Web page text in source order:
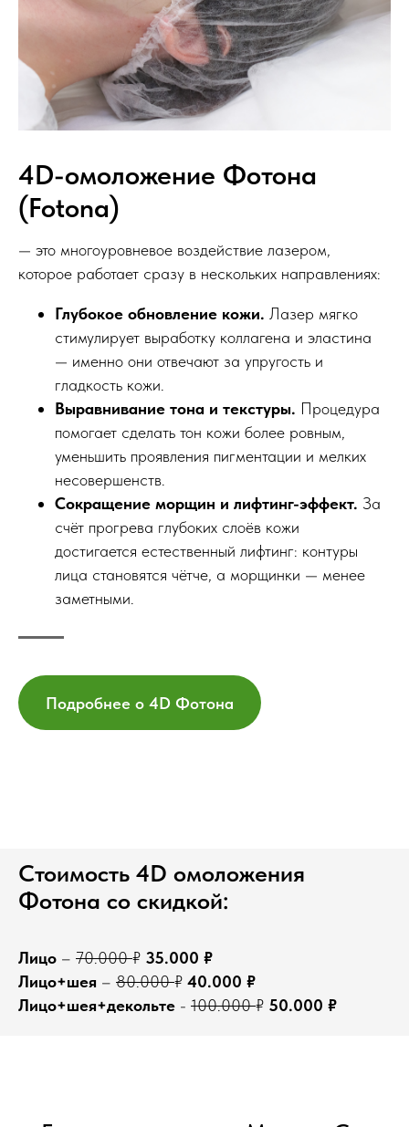
4D-омоложение Фотона
(Fotona)
— это многоуровневое воздействие лазером,
которое работает сразу в нескольких направлениях:
Глубокое обновление кожи. Лазер мягко
стимулирует выработку коллагена и эластина
— именно они отвечают за упругость и
гладкость кожи.
Выравнивание тона и текстуры. Процедура
помогает сделать тон кожи более ровным,
уменьшить проявления пигментации и мелких
несовершенств.
Сокращение морщин и лифтинг-эффект. За
счёт прогрева глубоких слоёв кожи
достигается естественный лифтинг: контуры
лица становятся чётче, а морщинки — менее
заметными.
Подробнее о 4D Фотона
Стоимость 4D омоложения
Фотона со скидкой:
Лицо – 70.000₽ 35.000 ₽
Лицо+шея – 80.000₽ 40.000 ₽
Лицо+шея+декольте - 100.000₽ 50.000 ₽